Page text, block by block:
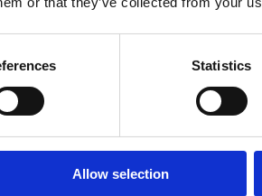
Statistics
Allow selection